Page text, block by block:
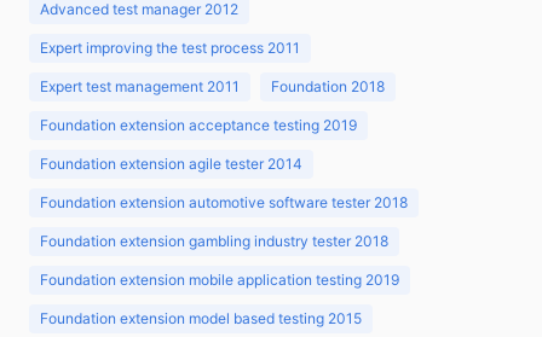
Advanced test manager 2012
Expert improving the test process 2011
Expert test management 2011 Foundation 2018
Foundation extension acceptance testing 2019
Foundation extension agile tester 2014
Foundation extension automotive software tester 2018
Foundation extension gambling industry tester 2018
Foundation extension mobile application testing 2019
Foundation extension model based testing 2015